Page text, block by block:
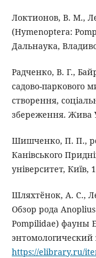
Локтионов, В. М.,
(Hymenoptera:
Дальнаука,
Радченко, В. Г.,
садово-паркового
створення,
збереження. Жива
Шишченко, П. П.,
Канівського
університет, Київ,
Шляхтёнок, А. С.,
Обзор рода
Pompilidae) фауны
энтомологический
https://elibrary.ru/